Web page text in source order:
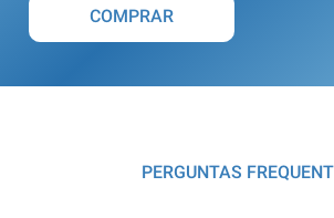
COMPRAR
PERGUNTAS